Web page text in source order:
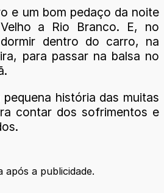
e um bom pedaço da noite
a Rio Branco. E, no
dentro do carro, na
para passar na balsa no
história das muitas
contar dos sofrimentos e
após a publicidade.